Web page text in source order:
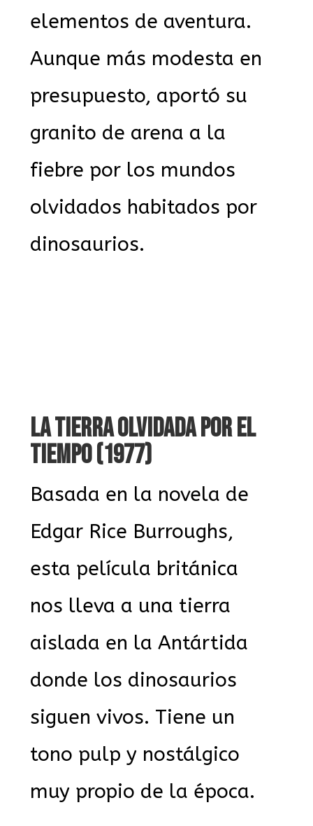
elementos de aventura.
Aunque más modesta en
presupuesto, aportó su
granito de arena a la
fiebre por los mundos
olvidados habitados por
dinosaurios.
LA TIERRA OLVIDADA POR EL
TIEMPO (1977)
Basada en la novela de
Edgar Rice Burroughs,
esta película británica
nos lleva a una tierra
aislada en la Antártida
donde los dinosaurios
siguen vivos. Tiene un
tono pulp y nostálgico
muy propio de la época.